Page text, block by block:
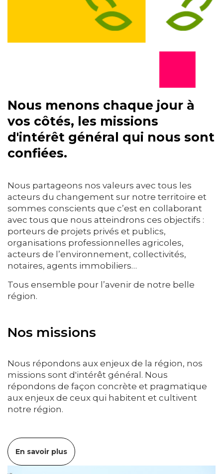
Nous menons chaque jour à
vos côtés, les missions
d'intérêt général qui nous sont
confiées.
Nous partageons nos valeurs avec tous les
acteurs du changement sur notre territoire et
sommes conscients que c’est en collaborant
avec tous que nous atteindrons ces objectifs :
porteurs de projets privés et publics,
organisations professionnelles agricoles,
acteurs de l’environnement, collectivités,
notaires, agents immobiliers…
Tous ensemble pour l’avenir de notre belle
région.
Nos missions
Nous répondons aux enjeux de la région, nos
missions sont d'intérêt général. Nous
répondons de façon concrète et pragmatique
aux enjeux de ceux qui habitent et cultivent
notre région.
En savoir plus